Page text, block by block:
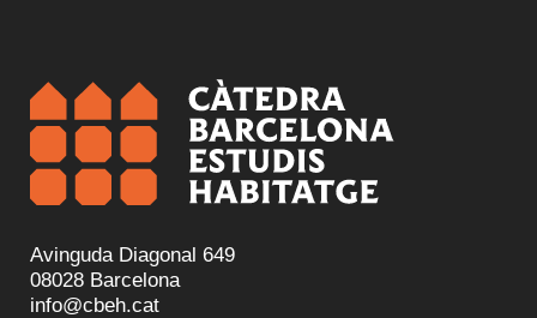
Avinguda Diagonal 649
08028 Barcelona
info@cbeh.cat